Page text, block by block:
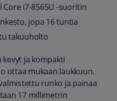
i7-8565U -suoritin
jopa 16 tuntia
takuuholto
kevyt ja kompakti
ottaa mukaan laukkuun.
runko ja painaa
17 millimetrin